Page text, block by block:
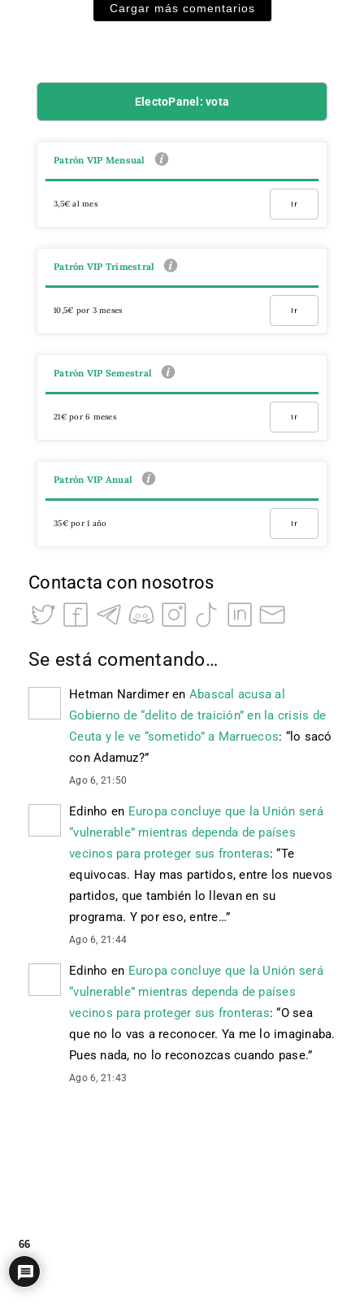
Cargar más comentarios
ElectoPanel: vota
Patrón VIP Mensual
3,5€ al mes Ir
Patrón VIP Trimestral
10,5€ por 3 meses Ir
Patrón VIP Semestral
21€ por 6 meses Ir
Patrón VIP Anual
35€ por 1 año Ir
Contacta con nosotros
Se está comentando…
Hetman Nardimeren Abascal acusa al
Gobierno de “delito de traición” en la crisis de
Ceuta y le ve “sometido” a Marruecos: “lo sacó
con Adamuz?”
Ago 6, 21:50
Edinho en Europa concluye que la Unión será
“vulnerable” mientras dependa de países
vecinos para proteger sus fronteras: “Te
equivocas. Hay mas partidos, entre los nuevos
partidos, que también lo llevan en su
programa. Y por eso, entre…”
Ago 6, 21:44
Edinho en Europa concluye que la Unión será
“vulnerable” mientras dependa de países
vecinos para proteger sus fronteras: “O sea
que no lo vas a reconocer. Ya me lo imaginaba.
Pues nada, no lo reconozcas cuando pase.”
Ago 6, 21:43
66